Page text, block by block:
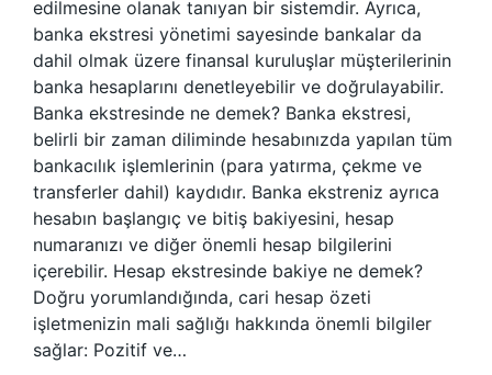
edilmesine olanak tanıyan bir sistemdir. Ayrıca,
banka ekstresi yönetimi sayesinde bankalar da
dahil olmak üzere finansal kuruluşlar müşterilerinin
banka hesaplarını denetleyebilir ve doğrulayabilir.
Banka ekstresinde ne demek? Banka ekstresi,
belirli bir zaman diliminde hesabınızda yapılan tüm
bankacılık işlemlerinin (para yatırma, çekme ve
transferler dahil) kaydıdır. Banka ekstreniz ayrıca
hesabın başlangıç ​​ve bitiş bakiyesini, hesap
numaranızı ve diğer önemli hesap bilgilerini
içerebilir. Hesap ekstresinde bakiye ne demek?
Doğru yorumlandığında, cari hesap özeti
işletmenizin mali sağlığı hakkında önemli bilgiler
sağlar: Pozitif ve…